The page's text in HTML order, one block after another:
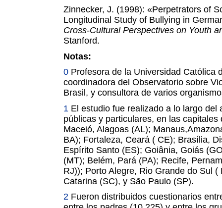
Zinnecker, J. (1998): «Perpetrators of
Longitudinal Study of Bullying in
Cross-Cultural Perspectives on Youth
Stanford.
Notas:
0 Profesora de la Universidad Católica
coordinadora del Observatorio sobre
Brasil, y consultora de varios
1 El estudio fue realizado a lo largo del
públicas y particulares, en las
Maceió, Alagoas (AL);
BA); Fortaleza, Ceará ( CE); Brasília,
Espírito Santo (ES); Goiânia, Goiás
(MT); Belém, Pará (PA); Recife,
RJ)); Porto Alegre, Rio Grande do Sul
Catarina (SC), y São Paulo (SP).
2 Fueron distribuidos cuestionarios